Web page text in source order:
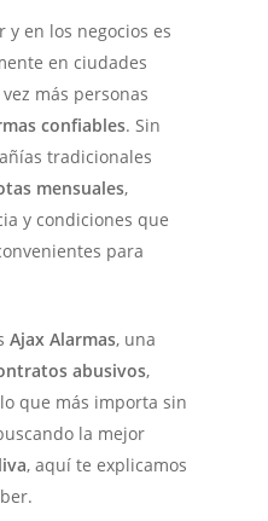
y en los negocios es
en ciudades
más personas
confiables. Sin
tradicionales
mensuales,
y condiciones que
para
Ajax Alarmas, una
abusivos,
que más importa sin
la mejor
, aquí te explicamos